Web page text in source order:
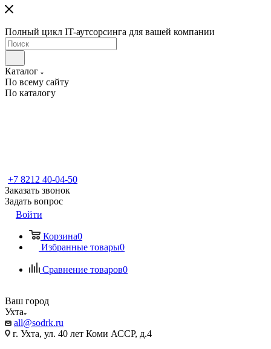
Полный цикл IT-аутсорсинга для вашей компании
Каталог
По всему сайту
По каталогу
+7 8212 40-04-50
Заказать звонок
Задать вопрос
Войти
Корзина0
Избранные товары0
Сравнение товаров0
Ваш город
Ухта
all@sodrk.ru
г. Ухта, ул. 40 лет Коми АССР, д.4